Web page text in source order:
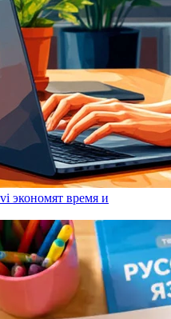
экономят время и